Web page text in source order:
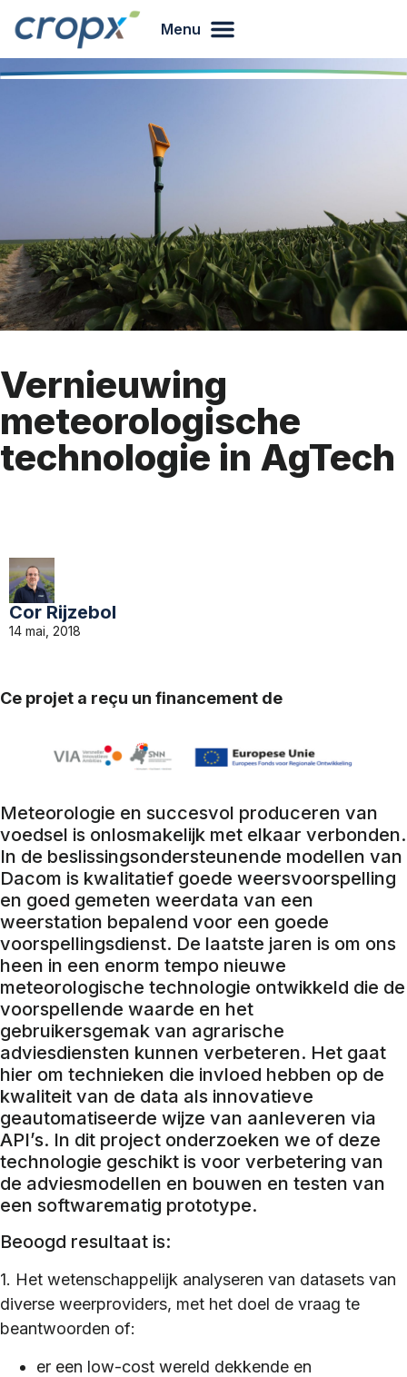
Menu
Vernieuwing
meteorologische
technologie in AgTech
Cor Rijzebol
14 mai, 2018
Ce projet a reçu un financement de
Meteorologie en succesvol produceren van
voedsel is onlosmakelijk met elkaar verbonden.
In de beslissingsondersteunende modellen van
Dacom is kwalitatief goede weersvoorspelling
en goed gemeten weerdata van een
weerstation bepalend voor een goede
voorspellingsdienst. De laatste jaren is om ons
heen in een enorm tempo nieuwe
meteorologische technologie ontwikkeld die de
voorspellende waarde en het
gebruikersgemak van agrarische
adviesdiensten kunnen verbeteren. Het gaat
hier om technieken die invloed hebben op de
kwaliteit van de data als innovatieve
geautomatiseerde wijze van aanleveren via
API’s. In dit project onderzoeken we of deze
technologie geschikt is voor verbetering van
de adviesmodellen en bouwen en testen van
een softwarematig prototype.
Beoogd resultaat is:
1. Het wetenschappelijk analyseren van datasets van
diverse weerproviders, met het doel de vraag te
beantwoorden of:
er een low-cost wereld dekkende en